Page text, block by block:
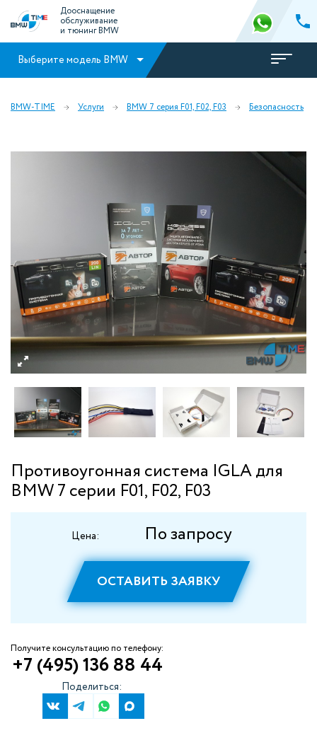
Дооснащение
обслуживание
и тюнинг BMW
Выберите модель BMW
BMW-TIME Услуги BMW 7 серия F01, F02, F03 Безопасность
Противоугонная система IGLA для
BMW 7 серии F01, F02, F03
Цена: По запросу
ОСТАВИТЬ ЗАЯВКУ
Получите консультацию по телефону:
+7 (495) 136 88 44
Поделиться: